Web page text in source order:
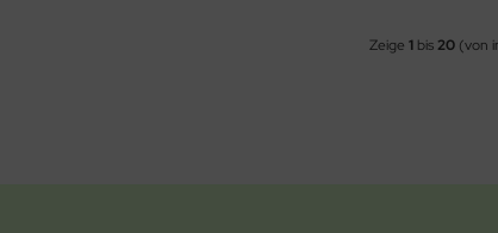
Zeige 1 bis20 (von